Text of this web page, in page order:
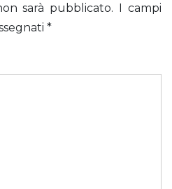
sarà pubblicato.
I campi
*